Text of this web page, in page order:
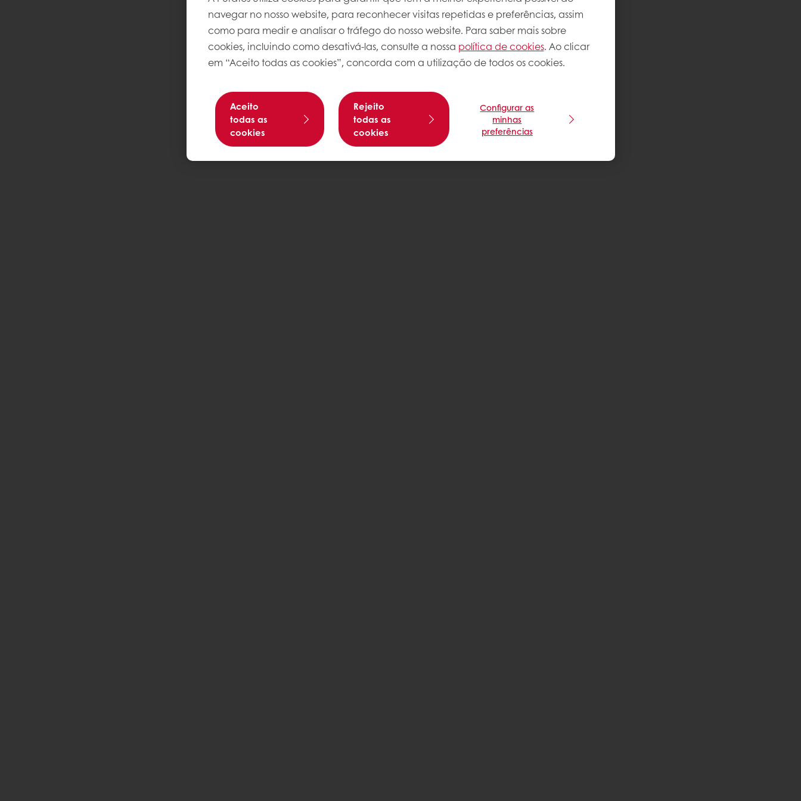
navegar no nosso website, para reconhecer visitas repetidas e preferências, assim
como para medir e analisar o tráfego do nosso website. Para saber mais sobre
cookies, incluindo como desativá-las, consulte a nossa política de cookies. Ao clicar
em “Aceito todas as cookies”, concorda com a utilização de todos os cookies.
Aceito
todas as
cookies
Rejeito
todas as
cookies
Configurar as
minhas
preferências